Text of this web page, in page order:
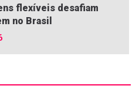
flexíveis desafiam
no Brasil